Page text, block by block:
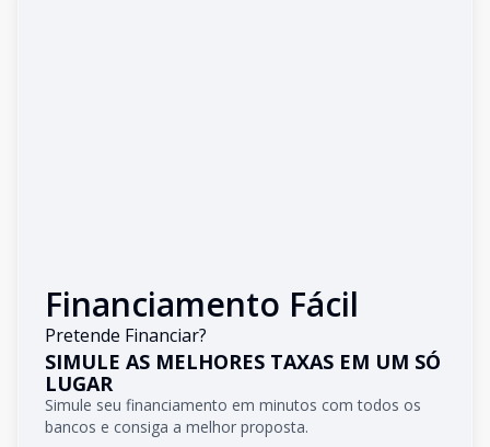
Financiamento Fácil
Pretende Financiar?
SIMULE AS MELHORES TAXAS EM UM SÓ
LUGAR
Simule seu financiamento em minutos com todos os
bancos e consiga a melhor proposta.